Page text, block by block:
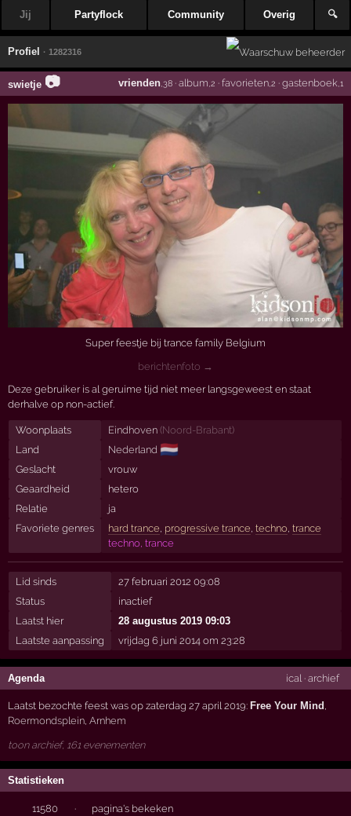
Jij Partyflock Community Overig 🔍
Profiel · 1282316
swietje 📷 vrienden,38· album ,2 · favorieten,2 · gastenboek,1
Super feestje bij trance family Belgium
berichtenfoto →
Deze gebruiker is al geruime tijd niet meer langsgeweest en staat
derhalve op non-actief.
Woonplaats Eindhoven (Noord-Brabant)
Land
Nederland 🇳🇱
Geslacht
vrouw
Geaardheid
hetero
Relatie
ja
Favoriete genres
hard trance, progressive trance, techno, trance
techno, trance
Lid sinds
27 februari 2012 09:08
Status
inactief
Laatst hier
28 augustus 2019 09:03
Laatste aanpassing
vrijdag 6 juni 2014 om 23:28
Agenda ical· archief
Laatst bezochte feest was op zaterdag 27 april 2019:Free Your Mind
Roermondsplein ,Arnhem
toon archief, 161 evenementen
Statistieken
11580 ·
pagina's bekeken